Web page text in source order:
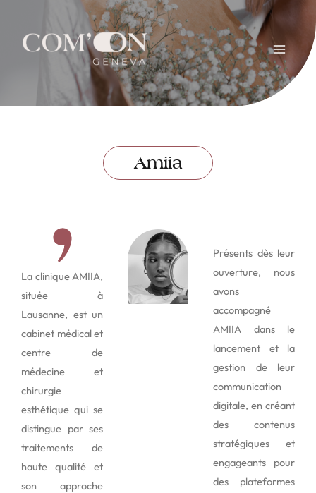
Amiia
La clinique AMIIA,
située à
Lausanne, est un
cabinet médical et
centre de
médecine et
chirurgie
esthétique qui se
distingue par ses
traitements de
haute qualité et
son approche
Présents dès leur
ouverture, nous
avons
accompagné
AMIIA dans le
lancement et la
gestion de leur
communication
digitale, en créant
des contenus
stratégiques et
engageants pour
des plateformes